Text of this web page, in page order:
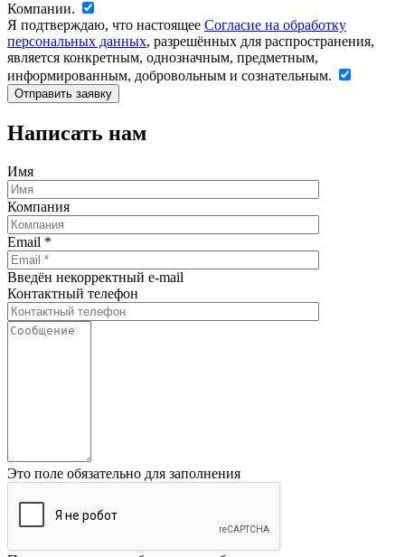
Компании.
Я подтверждаю, что настоящее Согласие на обработку
персональных данных, разрешённых для распространения,
является конкретным, однозначным, предметным,
информированным, добровольным и сознательным.
Написать нам
Имя
Компания
Email *
Введён некорректный e-mail
Контактный телефон
Это поле обязательно для заполнения